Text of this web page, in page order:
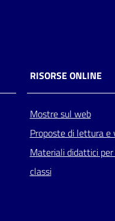
RISORSE ONLINE
Mostre sul web
Proposte di lettura e
Materiali didattici
classi